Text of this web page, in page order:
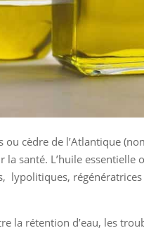
ou cèdre de l’Atlantique
santé. L’huile essentielle
lypolitiques,
la rétention d’eau, les